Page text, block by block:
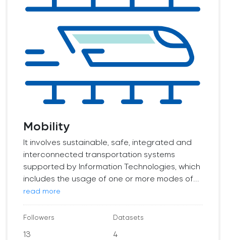
Mobility
It involves sustainable, safe, integrated and
interconnected transportation systems
supported by Information Technologies, which
includes the usage of one or more modes of...
read more
Followers
13
Datasets
4